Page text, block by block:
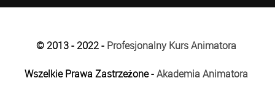
© 2013 - 2022 - Profesjonalny Kurs Animatora
Wszelkie Prawa Zastrzeżone -Akademia Animatora